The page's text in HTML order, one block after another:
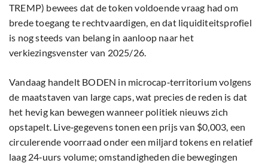
TREMP) bewees dat de token voldoende vraag had om
brede toegang te rechtvaardigen, en dat liquiditeitsprofiel
is nog steeds van belang in aanloop naar het
verkiezingsvenster van 2025/26.
Vandaag handelt BODEN in microcap‑territorium volgens
de maatstaven van large caps, wat precies de reden is dat
het hevig kan bewegen wanneer politiek nieuws zich
opstapelt. Live‑gegevens tonen een prijs van $0,003, een
circulerende voorraad onder een miljard tokens en relatief
laag 24‑uurs volume; omstandigheden die bewegingen